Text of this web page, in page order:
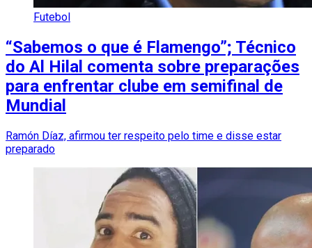
Futebol
“Sabemos o que é Flamengo”; Técnico
do Al Hilal comenta sobre preparações
para enfrentar clube em semifinal de
Mundial
Ramón Díaz, afirmou ter respeito pelo time e disse estar
preparado